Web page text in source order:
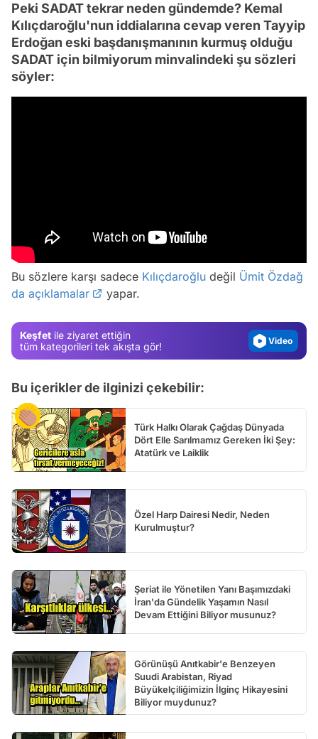
Peki SADAT tekrar neden gündemde? Kemal
Kılıçdaroğlu'nun iddialarına cevap veren Tayyip
Erdoğan eski başdanışmanının kurmuş olduğu
SADAT için bilmiyorum minvalindeki şu sözleri
söyler:
Bu sözlere karşı sadece Kılıçdaroğlu değil Ümit Özdağ
da açıklamalar
yapar.
Keşfet ile ziyaret ettiğin
tüm kategorileri tek akışta gör!
Gündem
Test
Bu içerikler de ilginizi çekebilir:
Türk Halkı Olarak Çağdaş Dünyada
Dört Elle Sarılmamız Gereken İki Şey:
Atatürk ve Laiklik
Özel Harp Dairesi Nedir, Neden
Kurulmuştur?
Şeriat ile Yönetilen Yanı Başımızdaki
İran'da Gündelik Yaşamın Nasıl
Devam Ettiğini Biliyor musunuz?
Görünüşü Anıtkabir'e Benzeyen
Suudi Arabistan, Riyad
Büyükelçiliğimizin İlginç Hikayesini
Biliyor muydunuz?